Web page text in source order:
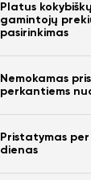
Platus kokybiškų
gamintojų
pasirinkimas
Nemokamas
perkantiems
Pristatymas per
dienas